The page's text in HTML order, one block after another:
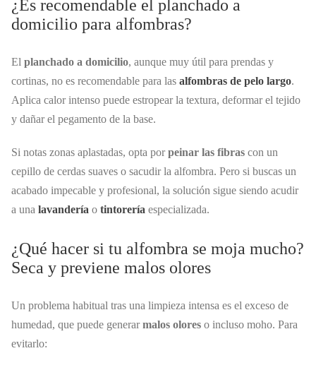
¿Es recomendable el planchado a
domicilio para alfombras?
El planchado a domicilio, aunque muy útil para prendas y
cortinas, no es recomendable para las alfombras de pelo largo.
Aplica calor intenso puede estropear la textura, deformar el tejido
y dañar el pegamento de la base.
Si notas zonas aplastadas, opta porpeinar las fibras con un
cepillo de cerdas suaves o sacudir la alfombra. Pero si buscas un
acabado impecable y profesional, la solución sigue siendo acudir
a una lavandería o tintorería especializada.
¿Qué hacer si tu alfombra se moja mucho?
Seca y previene malos olores
Un problema habitual tras una limpieza intensa es el exceso de
humedad, que puede generarmalos olores o incluso moho. Para
evitarlo: